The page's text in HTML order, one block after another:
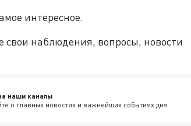
интересное.
свои наблюдения, вопросы, новости
наши каналы
о главных новостях и важнейших событиях дня.